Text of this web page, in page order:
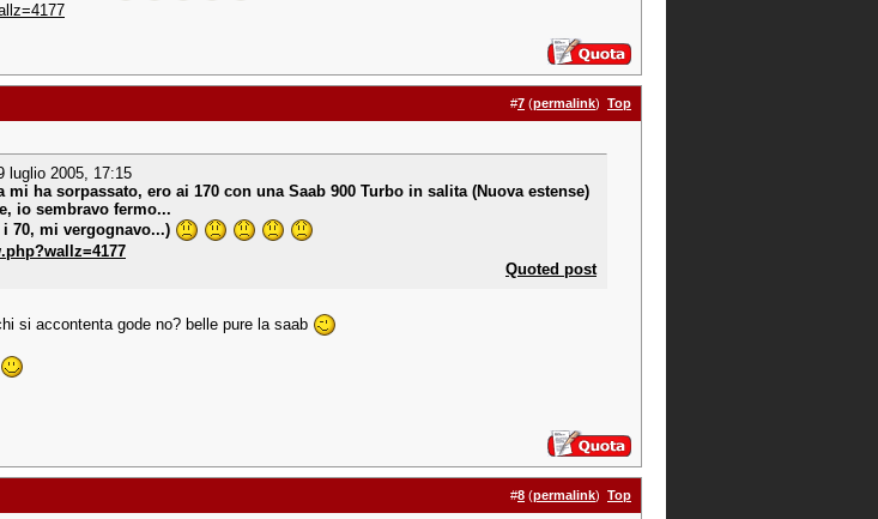
#7 (permalink) Top
luglio 2005, 17:15
ha sorpassato, ero ai 170 con una Saab 900 Turbo in salita (Nuova estense)
io sembravo fermo...
70, mi vergognavo...)
Quoted post
si accontenta gode no? belle pure la saab
#8 (permalink) Top